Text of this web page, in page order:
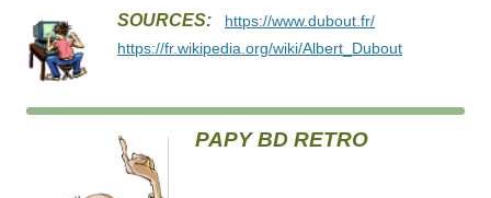
SOURCES: https://www.dubout.fr/
https://fr.wikipedia.org/wiki/Albert_Dubout
PAPY BD RETRO